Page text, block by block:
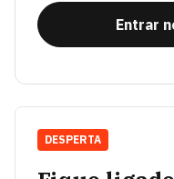
Entrar
DESPERTA